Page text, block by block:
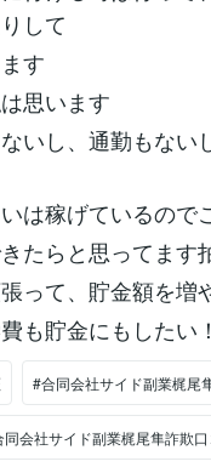
して
す
思います
いし、通勤もな
は稼げているので
たらと思ってます
って、貯金額を増
も貯金にもしたい
#合同会社サイド副業梶尾
同会社サイド副業梶尾隼詐欺口